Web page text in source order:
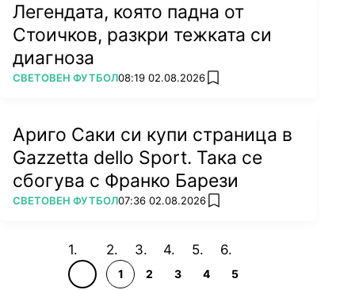
Легендата, която падна от
Стоичков, разкри тежката си
диагноза
ПОВЕЧЕ ОТ
СВЕТОВЕН ФУТБОЛ08:19 02.08.2026 add favorites
Ариго Саки си купи страница в
Gazzetta dello Sport. Така се
сбогува с Франко Барези
ПОВЕЧЕ ОТ
СВЕТОВЕН ФУТБОЛ07:36 02.08.2026 add favorites
1 2 3 4 5